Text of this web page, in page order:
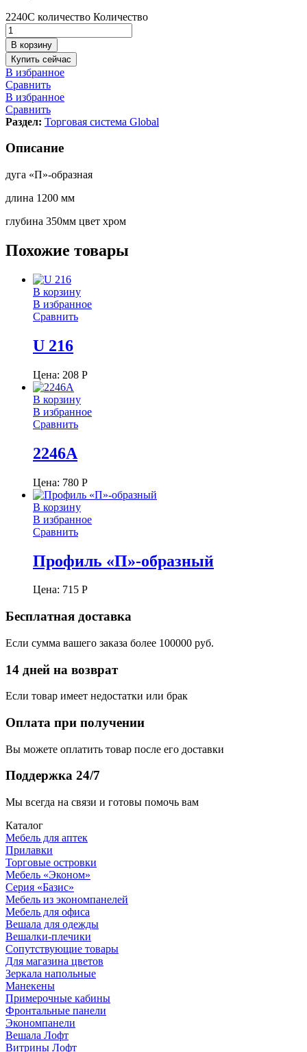
2240С количество Количество
В корзину
Купить сейчас
В избранное
Сравнить
В избранное
Сравнить
Раздел: Торговая система Global
Описание
дуга «П»-образная
длина 1200 мм
глубина 350мм цвет хром
Похожие товары
В корзину
В избранное
Сравнить
U 216
Цена: 208 Р
В корзину
В избранное
Сравнить
2246А
Цена: 780 Р
В корзину
В избранное
Сравнить
Профиль «П»-образный
Цена: 715 Р
Бесплатная доставка
Если сумма вашего заказа более 100000 руб.
14 дней на возврат
Если товар имеет недостатки или брак
Оплата при получении
Вы можете оплатить товар после его доставки
Поддержка 24/7
Мы всегда на связи и готовы помочь вам
Каталог
Мебель для аптек
Прилавки
Торговые островки
Мебель «Эконом»
Серия «Базис»
Мебель из экономпанелей
Мебель для офиса
Вешала для одежды
Вешалки-плечики
Сопутствующие товары
Для магазина цветов
Зеркала напольные
Манекены
Примерочные кабины
Фронтальные панели
Экономпанели
Вешала Лофт
Витрины Лофт